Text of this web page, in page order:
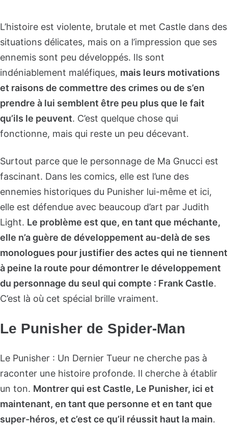
L’histoire est violente, brutale et met Castle dans des
situations délicates, mais on a l’impression que ses
ennemis sont peu développés. Ils sont
indéniablement maléfiques, mais leurs motivations
et raisons de commettre des crimes ou de s’en
prendre à lui semblent être peu plus que le fait
qu’ils le peuvent. C’est quelque chose qui
fonctionne, mais qui reste un peu décevant.
Surtout parce que le personnage de Ma Gnucci est
fascinant. Dans les comics, elle est l’une des
ennemies historiques du Punisher lui-même et ici,
elle est défendue avec beaucoup d’art par Judith
Light. Le problème est que, en tant que méchante,
elle n’a guère de développement au-delà de ses
monologues pour justifier des actes qui ne tiennent
à peine la route pour démontrer le développement
du personnage du seul qui compte : Frank Castle.
C’est là où cet spécial brille vraiment.
Le Punisher de Spider-Man
Le Punisher : Un Dernier Tueur ne cherche pas à
raconter une histoire profonde. Il cherche à établir
un ton. Montrer qui est Castle, Le Punisher, ici et
maintenant, en tant que personne et en tant que
super-héros, et c’est ce qu’il réussit haut la main.